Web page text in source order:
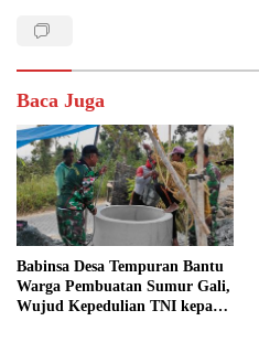
Baca Juga
Babinsa Desa Tempuran Bantu
Warga Pembuatan Sumur Gali,
Wujud Kepedulian TNI kepada